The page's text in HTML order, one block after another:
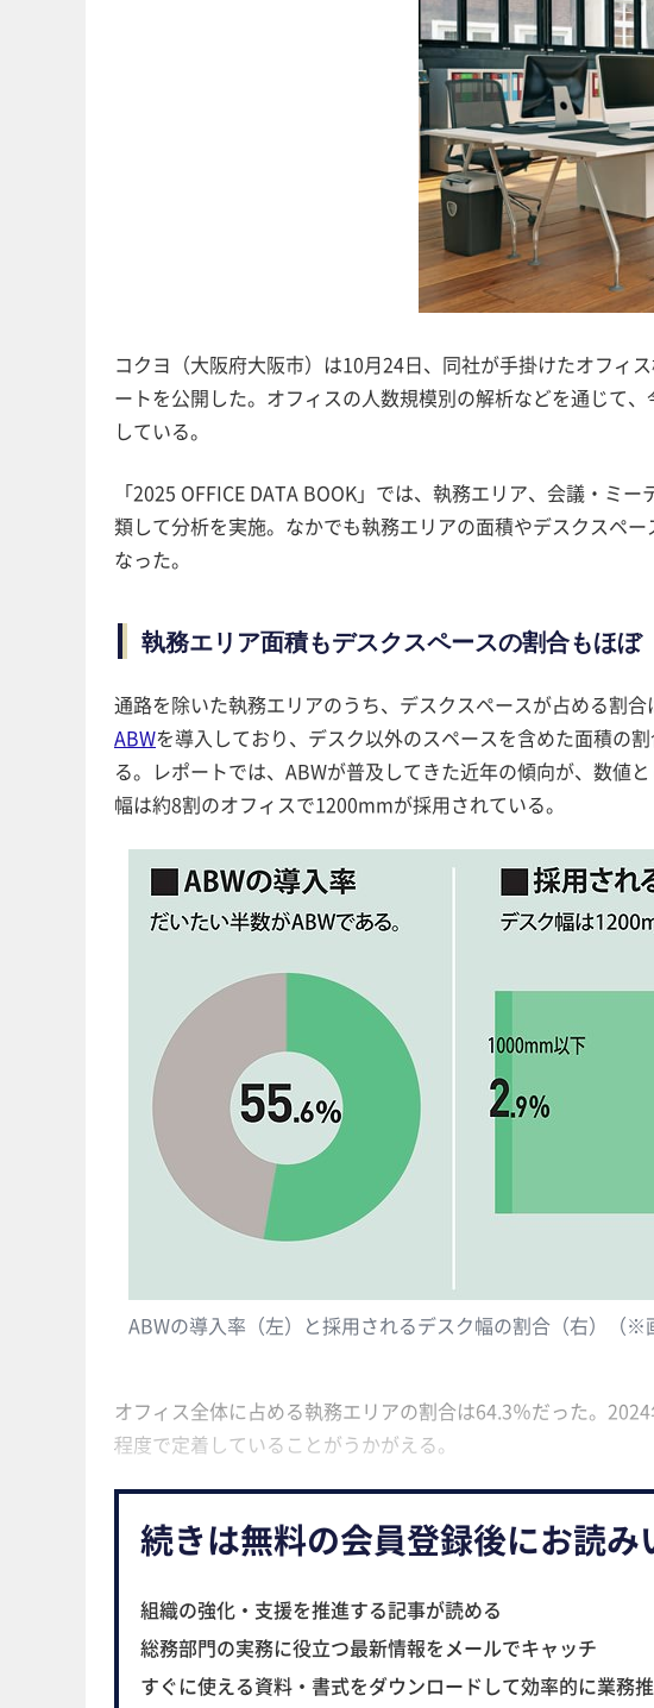
コクヨ（大阪府大阪市）は10月24日、同社が手掛けたオフィ
ートを公開した。オフィスの人数規模別の解析などを通じて
している。
「2025 OFFICE DATA BOOK」では、執務エリア、会議・ミ
類して分析を実施。なかでも執務エリアの面積やデスクスペ
なった。
執務エリア面積もデスクスペースの割合もほぼ
通路を除いた執務エリアのうち、デスクスペースが占める割
ABWを導入しており、デスク以外のスペースを含めた面積の
る。レポートでは、ABWが普及してきた近年の傾向が、数値
幅は約8割のオフィスで1200mmが採用されている。
ABWの導入率（左）と採用されるデスク幅の割合（右）（※
オフィス全体に占める執務エリアの割合は64.3％だった。
程度で定着していることがうかがえる。
続きは無料の会員登録後にお読み
組織の強化・支援を推進する記事が読める
総務部門の実務に役立つ最新情報をメールでキャッチ
すぐに使える資料・書式をダウンロードして効率的に業務